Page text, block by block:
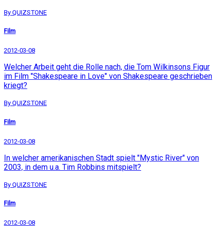
By QUIZSTONE
Film
2012-03-08
Welcher Arbeit geht die Rolle nach, die Tom Wilkinsons Figur
im Film "Shakespeare in Love" von Shakespeare geschrieben
kriegt?
By QUIZSTONE
Film
2012-03-08
In welcher amerikanischen Stadt spielt "Mystic River" von
2003, in dem u.a. Tim Robbins mitspielt?
By QUIZSTONE
Film
2012-03-08